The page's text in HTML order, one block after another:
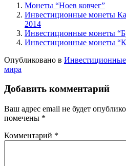
Монеты “Ноев ковчег”
Инвестиционные монеты
2014
Инвестиционные монеты
Инвестиционные монеты
Опубликовано в
мира
Добавить комментарий
Ваш адрес email не будет
помечены *
Комментарий *